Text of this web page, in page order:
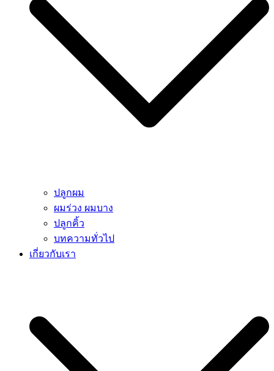
ปลูกผม
ผมร่วง ผมบาง
ปลูกคิ้ว
บทความทั่วไป
เกี่ยวกับเรา